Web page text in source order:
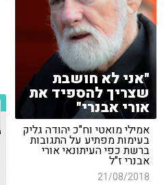
"אני לא חושבת
שצריך להספיד את
אורי אבנרי"
אמילי מואטי וח"כ יהודה גליק
בעימות מפתיע על התגובות
ברשת כפי העיתונאי אורי
אבנרי ז"ל
21/08/2018